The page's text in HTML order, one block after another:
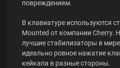
повреждениям.
В клавиатуре используются
Mounted от компании Cherry.
лучшие стабилизаторы в
идеально ровное нажатие
кейкапа в разные стороны.